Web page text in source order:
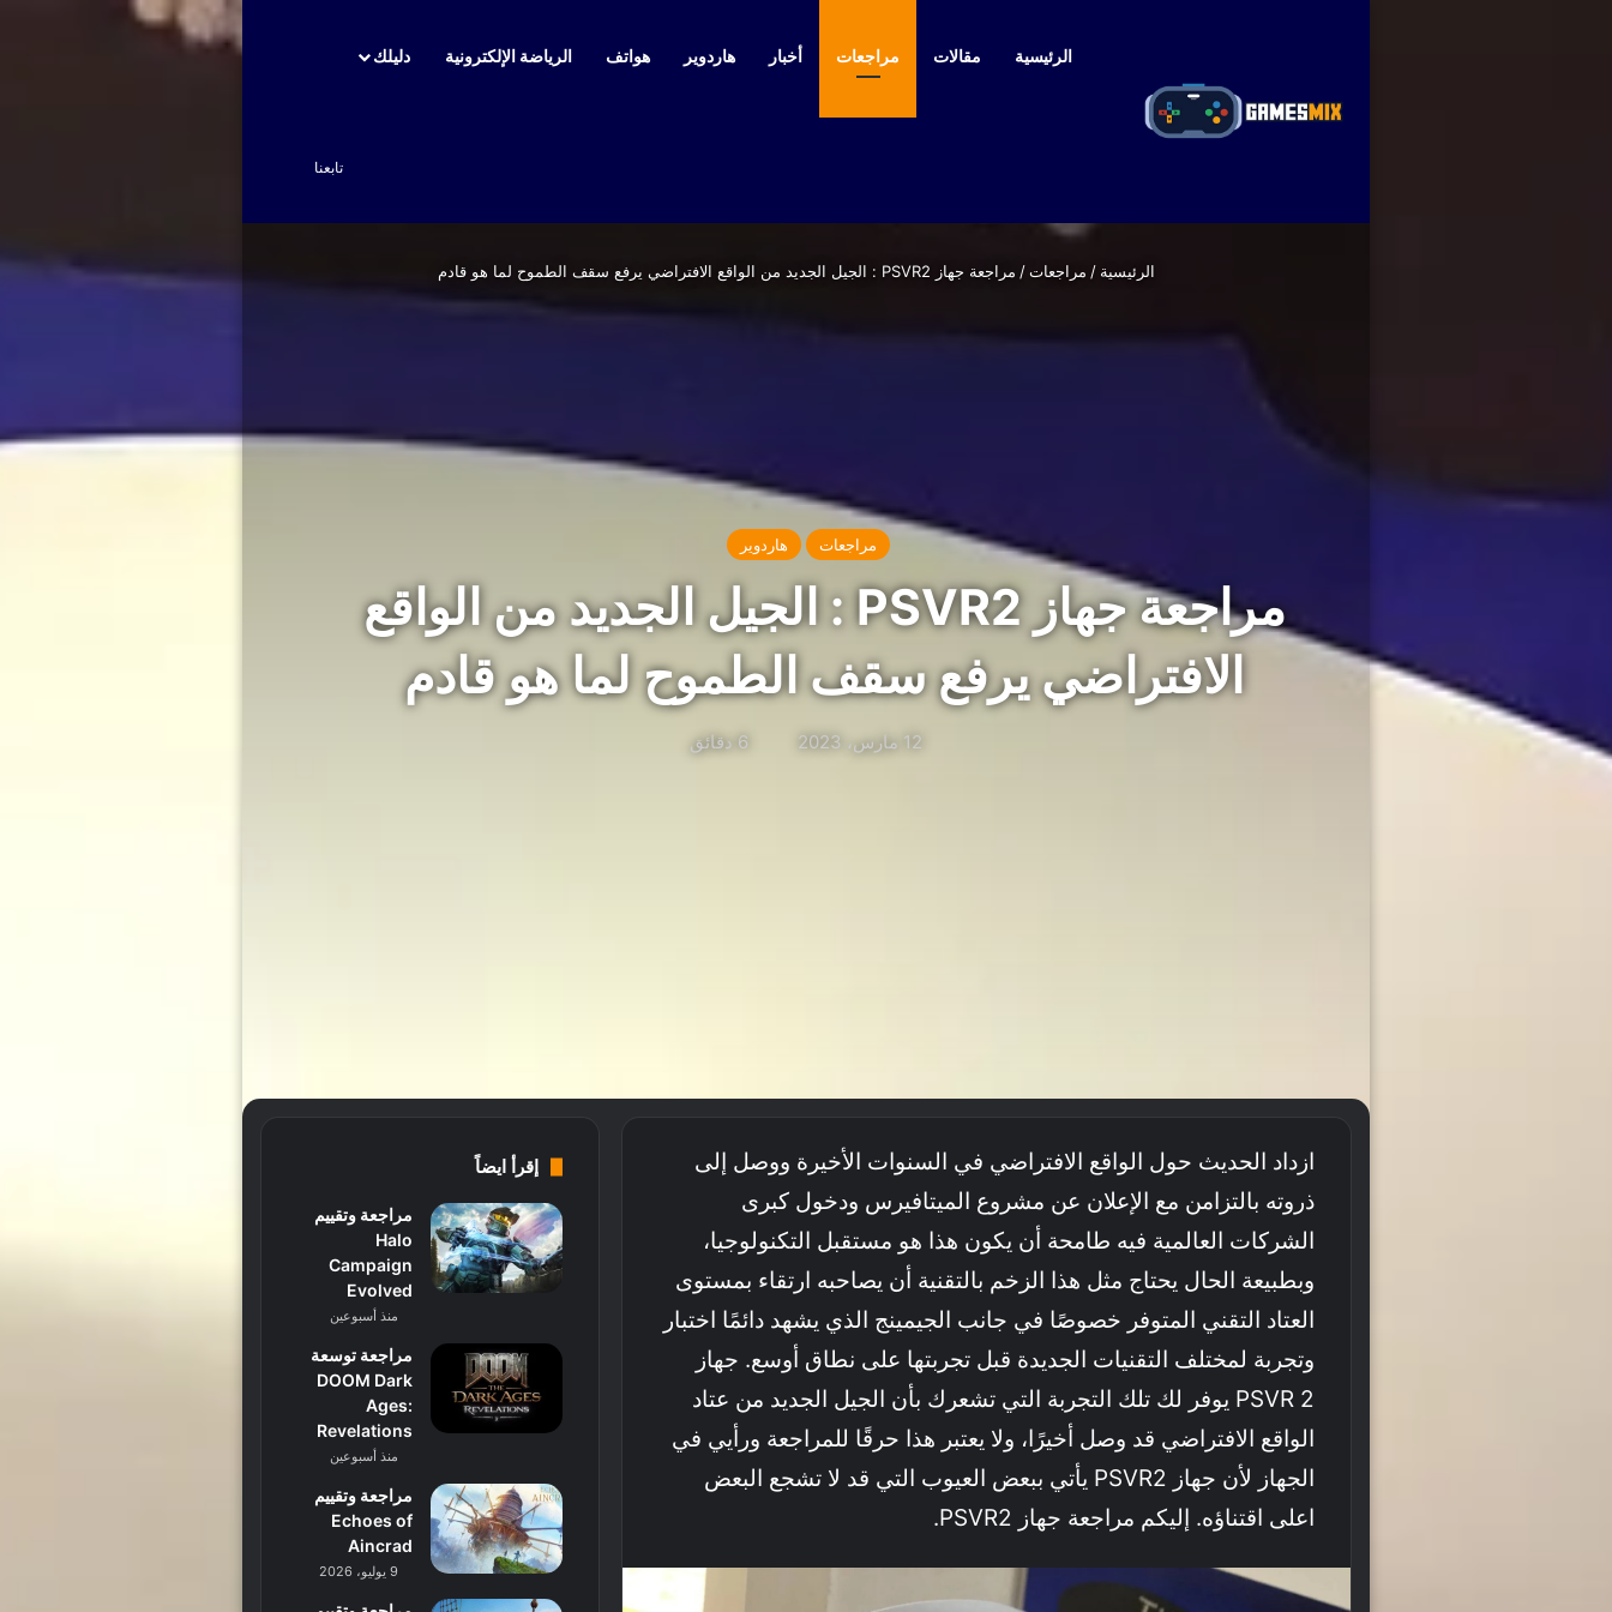
الرئيسية مقالات مراجعات أخبار هاردوير هواتف الرياضة الإلكترونية دليلك
تابعنا
الرئيسية / مراجعات / مراجعة جهاز PSVR2 : الجيل الجديد من الواقع الافتراضي يرفع سقف الطموح لما هو قادم
مراجعات هاردوير
مراجعة جهاز PSVR2 : الجيل الجديد من الواقع
الافتراضي يرفع سقف الطموح لما هو قادم
12 مارس، 2023
ازداد الحديث حول الواقع الافتراضي في السنوات الأخيرة ووصل إلى
ذروته بالتزامن مع الإعلان عن مشروع الميتافيرس ودخول كبرى
الشركات العالمية فيه طامحة أن يكون هذا هو مستقبل التكنولوجيا،
وبطبيعة الحال يحتاج مثل هذا الزخم بالتقنية أن يصاحبه ارتقاء بمستوى
العتاد التقني المتوفر خصوصًا في جانب الجيمينج الذي يشهد دائمًا اختبار
وتجربة لمختلف التقنيات الجديدة قبل تجربتها على نطاق أوسع. جهاز
PSVR 2 يوفر لك تلك التجربة التي تشعرك بأن الجيل الجديد من عتاد
الواقع الافتراضي قد وصل أخيرًا، ولا يعتبر هذا حرقًا للمراجعة ورأيي في
الجهاز لأن جهاز PSVR2 يأتي ببعض العيوب التي قد لا تشجع البعض
اعلى اقتناؤه. إليكم مراجعة جهاز PSVR2.
إقرأ ايضاً
مراجعة وتقييم
Halo
Campaign
Evolved
منذ أسبوعين
مراجعة توسعة
DOOM Dark
Ages:
Revelations
منذ أسبوعين
7
مراجعة وتقييم
Echoes of
Aincrad
9 يوليو، 2026